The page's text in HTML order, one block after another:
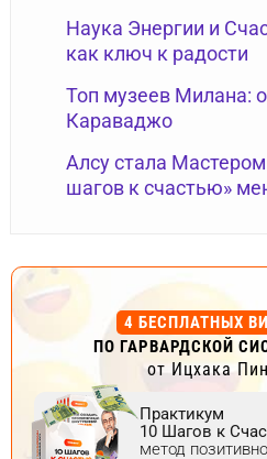
Наука Энергии и
как ключ к радости
Топ музеев Милана:
Караваджо
Алсу стала
шагов к счастью»
4 БЕСПЛАТНЫХ
ПО ГАРВАРДСКОЙ
от Ицхака
Практикум
10 Шагов к
метод